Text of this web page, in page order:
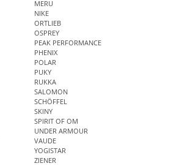
MERU
NIKE
ORTLIEB
OSPREY
PEAK PERFORMANCE
PHENIX
POLAR
PUKY
RUKKA
SALOMON
SCHÖFFEL
SKINY
SPIRIT OF OM
UNDER ARMOUR
VAUDE
YOGISTAR
ZIENER